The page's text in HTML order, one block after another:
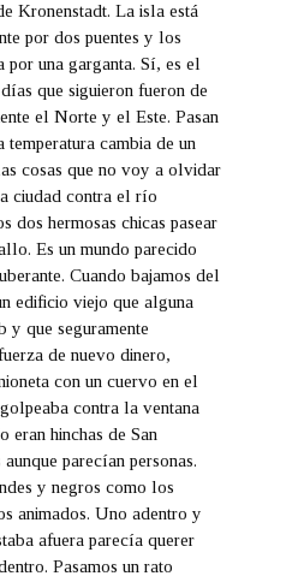
Kronenstadt. La isla está
por dos puentes y los
por una garganta. Sí, es el
que siguieron fueron de
el Norte y el Este. Pasan
temperatura cambia de un
cosas que no voy a olvidar
ciudad contra el río
dos hermosas chicas pasear
Es un mundo parecido
Cuando bajamos del
edificio viejo que alguna
y que seguramente
de nuevo dinero,
con un cuervo en el
contra la ventana
eran hinchas de San
parecían personas.
y negros como los
animados. Uno adentro y
afuera parecía querer
Pasamos un rato